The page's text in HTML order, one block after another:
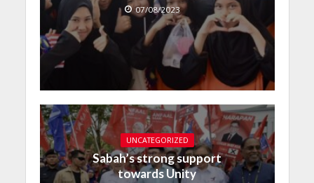
07/08/2023
UNCATEGORIZED
Sabah’s strong support
towards Unity